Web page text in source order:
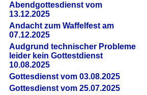
Abendgottesdienst vom
13.12.2025
Andacht zum Waffelfest am
07.12.2025
Audgrund technischer Probleme
leider kein Gottestdienst
10.08.2025
Gottesdienst vom 03.08.2025
Gottesdienst vom 25.07.2025